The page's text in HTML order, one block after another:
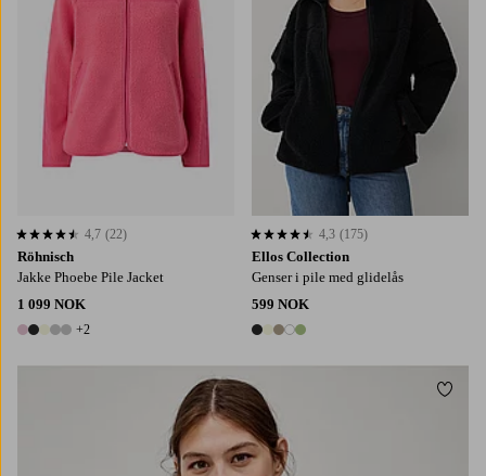
Röhnisch
Jakke Phoebe Pile Jacket
1 099 NOK
7 farger
+2
4,7 basert på 22 karaktergivninger
4,7 (22)
Ellos Collection
Genser i pile med glidelås
599 NOK
5 farger
4,3 basert på 175 karaktergivninger
4,3 (175)